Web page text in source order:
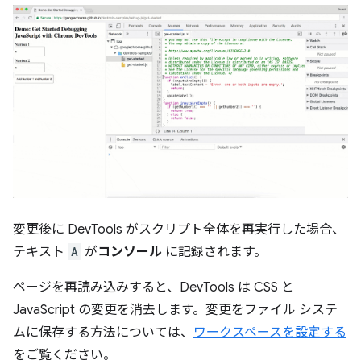
変更後に DevTools がスクリプト全体を再実行した場合、
テキスト A がコンソール に記録されます。
ページを再読み込みすると、DevTools は CSS と
JavaScript の変更を消去します。変更をファイル システ
ムに保存する方法については、 ワークスペースを設定する
をご覧ください。